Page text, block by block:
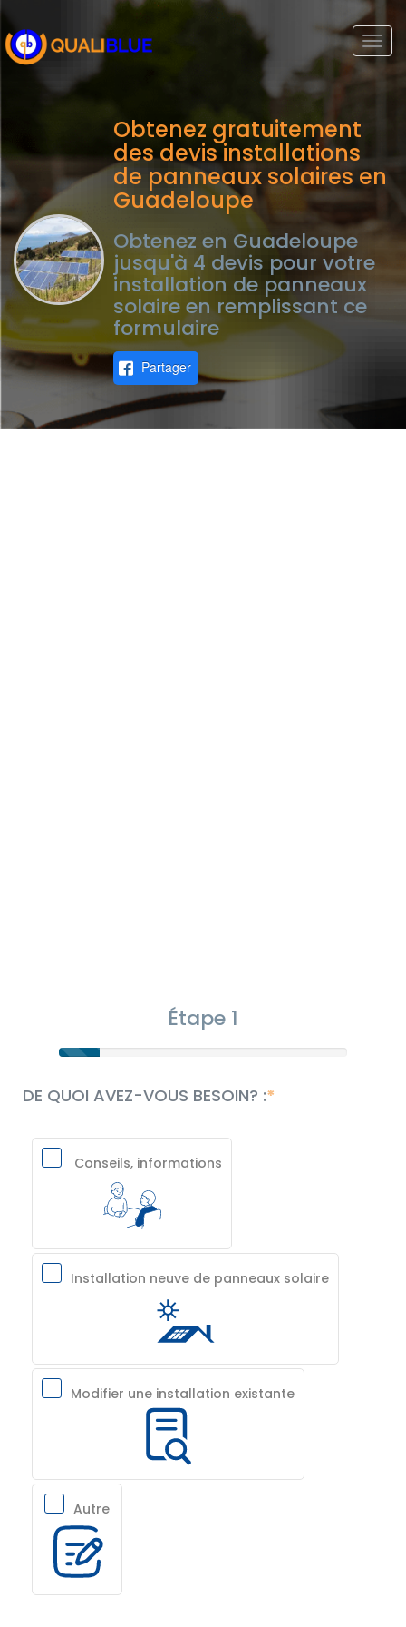
Obtenez gratuitement
des devis installations
de panneaux solaires en
Guadeloupe
Obtenez en Guadeloupe
jusqu'à 4 devis pour votre
installation de panneaux
solaire en remplissant ce
formulaire
Partager
Étape 1
DE QUOI AVEZ-VOUS BESOIN? :
Conseils, informations
Installation neuve de panneaux solaire
Modifier une installation existante
Autre